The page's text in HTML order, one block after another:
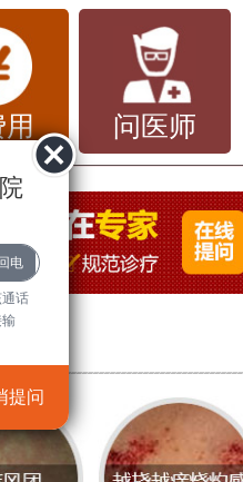
通常在皮肤接触
。这种疾病虽然
患者带来困扰和
扁平、光滑、颜
斑点。这些疙瘩
上造成困扰，尤
疗机构，提供治
富的医生和先进
用 问医师
话
提问